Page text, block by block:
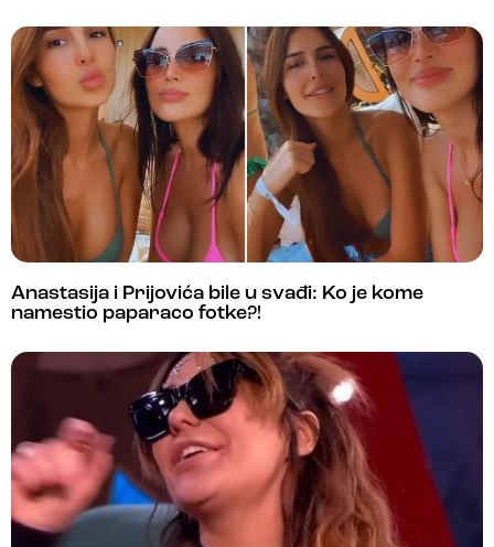
Anastasija i Prijovića bile u svađi: Ko je kome
namestio paparaco fotke?!